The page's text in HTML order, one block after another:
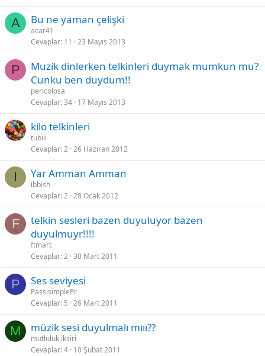
A Bu ne yaman çelişki
acar41
Cevaplar 11 23 Mayıs 2013
P
Muzik dinlerken telkinleri duymak mumkun mu?
Cunku ben duydum!!
pericolosa
Cevaplar 34 17 Mayıs 2013
kilo telkinleri
tubiii
Cevaplar 2 26 Haziran 2012
I Yar Amman Amman
ibbish
Cevaplar 2 28 Ocak 2012
F
telkin sesleri bazen duyuluyor bazen
duyulmuyr!!!!
ftmart
Cevaplar 2 30 Mart 2011
P Ses seviyesi
PassisimplePr
Cevaplar 5 26 Mart 2011
M müzik sesi duyulmalı mııı??
mutluluk iksiri
Cevaplar 4 10 Şubat 2011